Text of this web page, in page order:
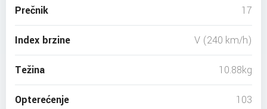
Prečnik 17
Index brzine V (240 km/h)
Težina 10.88kg
Opterećenje 103